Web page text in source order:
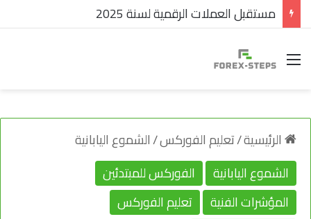
مستقبل العملات الرقمية لسنة 2025
القائمة
الرئيسية/تعليم الفوركس/الشموع اليابانية
الشموع اليابانية
الفوركس للمبتدئين
المؤشرات الفنية
تعليم الفوركس